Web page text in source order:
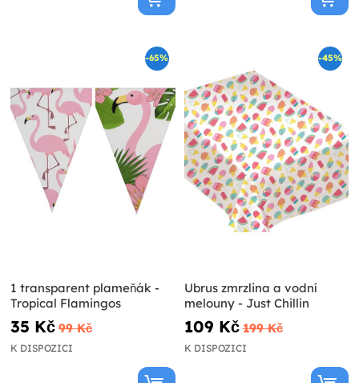
-65%
1 transparent plameňák -
Tropical Flamingos
35 Kč 99 Kč
K DISPOZICI
-45%
Ubrus zmrzlina a vodní
melouny - Just Chillin
109 Kč 199 Kč
K DISPOZICI